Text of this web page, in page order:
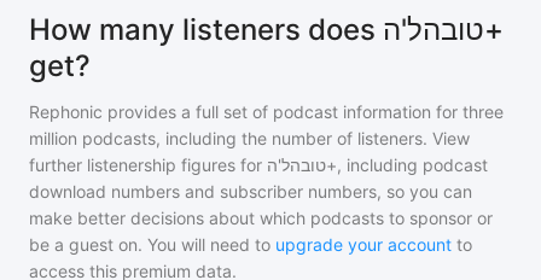
How many listeners does טובהל'ה+
get?
Rephonic provides a full set of podcast information for three
million podcasts, including the number of listeners. View
further listenership figures for
טובהל'ה+, including podcast
download numbers and subscriber numbers, so you can
make better decisions about which podcasts to sponsor or
be a guest on. You will need to upgrade your account to
access this premium data.